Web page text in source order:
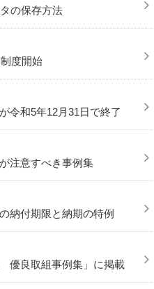
の保存方法
度開始
令和5年12月31日で終了
注意すべき事例集
納付期限と納期の特例
優良取組事例集」に掲載